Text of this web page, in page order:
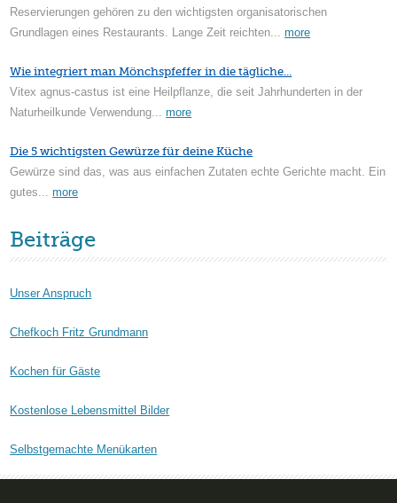
Reservierungen gehören zu den wichtigsten organisatorischen
Grundlagen eines Restaurants. Lange Zeit reichten...more
Wie integriert man Mönchspfeffer in die tägliche...
Vitex agnus-castus ist eine Heilpflanze, die seit Jahrhunderten in der
Naturheilkunde Verwendung...more
Die 5 wichtigsten Gewürze für deine Küche
Gewürze sind das, was aus einfachen Zutaten echte Gerichte macht. Ein
gutes...more
Beiträge
Unser Anspruch
Chefkoch Fritz Grundmann
Kochen für Gäste
Kostenlose Lebensmittel Bilder
Selbstgemachte Menükarten